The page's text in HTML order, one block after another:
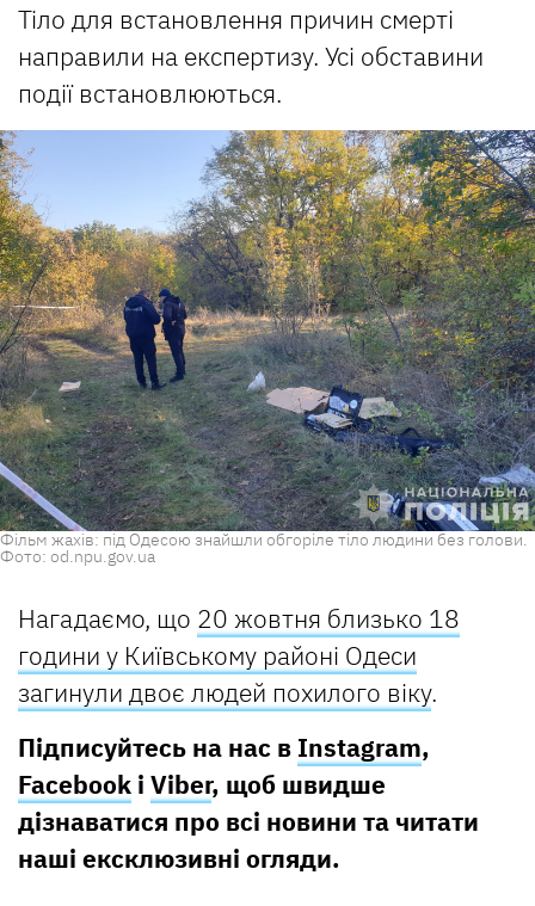
Тіло для встановлення причин смерті
направили на експертизу. Усі обставини
події встановлюються.
Фільм жахів: під Одесою знайшли обгоріле тіло людини без голови.
Фото: od.npu.gov.ua
Нагадаємо, що 20 жовтня близько 18
години у Київському районі Одеси
загинули двоє людей похилого віку.
Підписуйтесь на нас в Instagram,
Facebook і Viber, щоб швидше
дізнаватися про всі новини та читати
наші ексклюзивні огляди.